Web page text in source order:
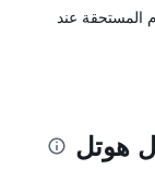
المستحقة عند
هوتل